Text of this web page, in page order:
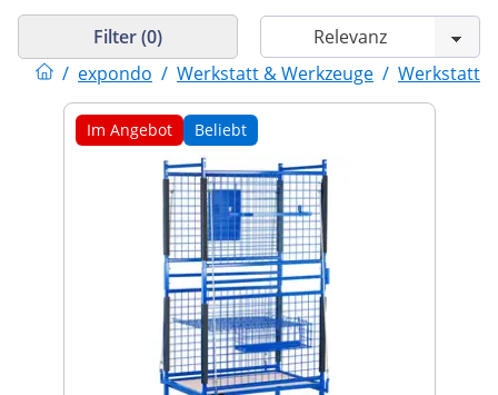
/ expondo / Werkstatt & Werkzeuge /
Filter (0)
Im Angebot Beliebt